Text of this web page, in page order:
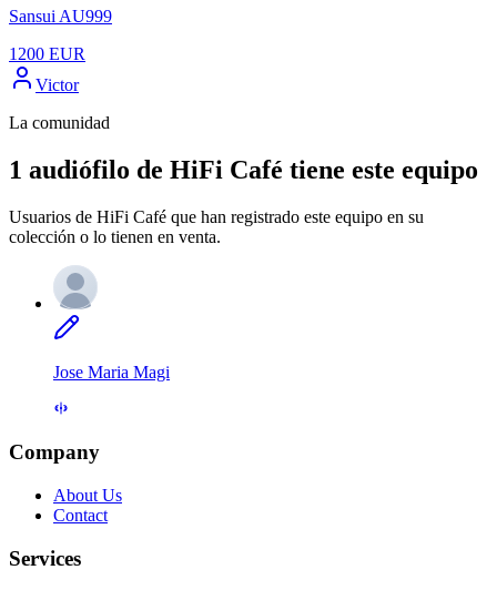
Sansui AU999
1200 EUR
Victor
La comunidad
1 audiófilo de HiFi Café tiene este equipo
Usuarios de HiFi Café que han registrado este equipo en su
colección o lo tienen en venta.
Jose Maria Magi
Company
About Us
Contact
Services